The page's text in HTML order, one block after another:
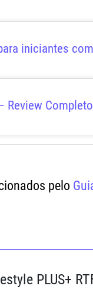
iniciantes
Review
pelo
PLUS+